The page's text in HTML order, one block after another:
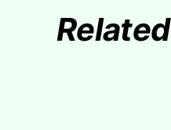
Related